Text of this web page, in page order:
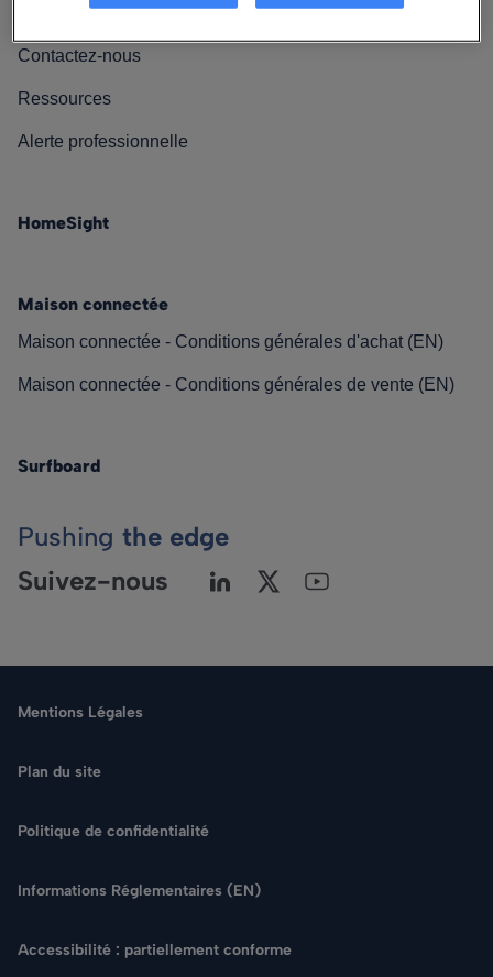
Rechercher
Nos engagements
Contactez-nous
Ressources
Alerte professionnelle
HomeSight
Maison connectée
Maison connectée - Conditions générales d'achat (EN)
Maison connectée - Conditions générales de vente (EN)
Surfboard
Pushing the edge
Suivez-nous
Mentions Légales
Plan du site
Politique de confidentialité
Informations Réglementaires (EN)
Accessibilité : partiellement conforme